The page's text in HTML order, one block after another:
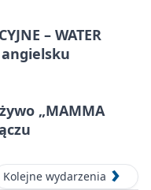
– WATER
angielsku
„MAMMA
Kolejne wydarzenia